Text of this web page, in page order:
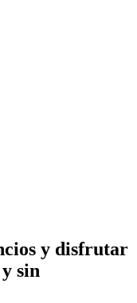
y disfrutar
sin